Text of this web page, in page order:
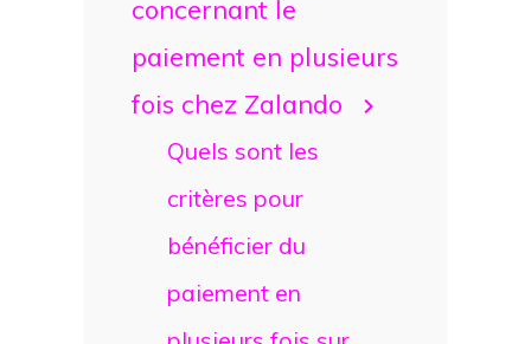
concernant le
paiement en plusieurs
fois chez Zalando
Quels sont les
critères pour
bénéficier du
paiement en